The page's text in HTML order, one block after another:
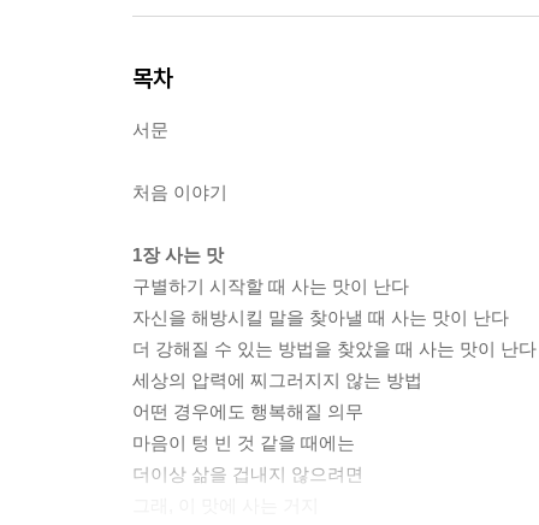
목차
서문
처음 이야기
1장 사는 맛
구별하기 시작할 때 사는 맛이 난다
자신을 해방시킬 말을 찾아낼 때 사는 맛이 난다
더 강해질 수 있는 방법을 찾았을 때 사는 맛이 난다
세상의 압력에 찌그러지지 않는 방법
어떤 경우에도 행복해질 의무
마음이 텅 빈 것 같을 때에는
더이상 삶을 겁내지 않으려면